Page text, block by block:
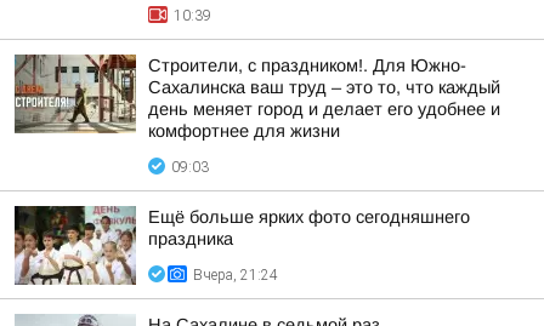
10:39
Строители, с праздником!. Для Южно-
Сахалинска ваш труд – это то, что каждый
день меняет город и делает его удобнее и
комфортнее для жизни
09:03
Ещё больше ярких фото сегодняшнего
праздника
Вчера, 21:24